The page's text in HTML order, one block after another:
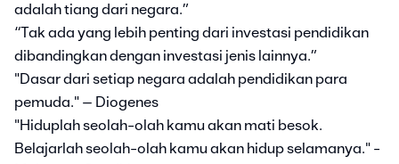
adalah tiang dari negara.”
“Tak ada yang lebih penting dari investasi pendidikan
dibandingkan dengan investasi jenis lainnya.”
"Dasar dari setiap negara adalah pendidikan para
pemuda." – Diogenes
"Hiduplah seolah-olah kamu akan mati besok.
Belajarlah seolah-olah kamu akan hidup selamanya." -